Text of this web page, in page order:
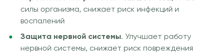
силы организма, снижает риск инфекций и
воспалений
Защита нервной системы. Улучшает работу
нервной системы, снижает риск повреждения